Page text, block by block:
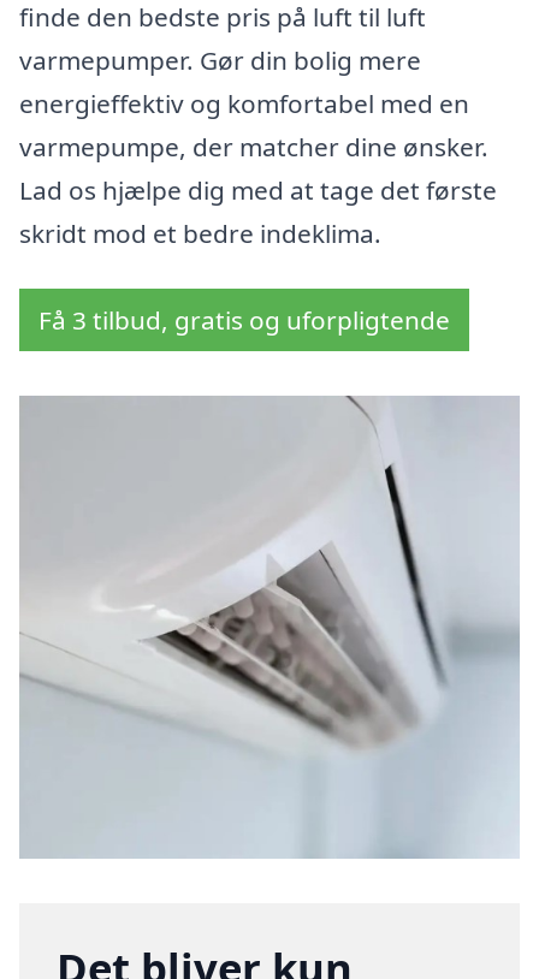
finde den bedste pris på luft til luft
varmepumper. Gør din bolig mere
energieffektiv og komfortabel med en
varmepumpe, der matcher dine ønsker.
Lad os hjælpe dig med at tage det første
skridt mod et bedre indeklima.
Få 3 tilbud, gratis og uforpligtende